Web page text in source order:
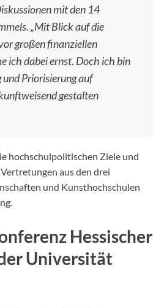
mit den 14
„Mit Blick auf die
großen finanziellen
ich dabei ernst. Doch ich bin
Priorisierung auf
gestalten
hochschulpolitischen Ziele und
aus den drei
und Kunsthochschulen
Hessischer
Universität